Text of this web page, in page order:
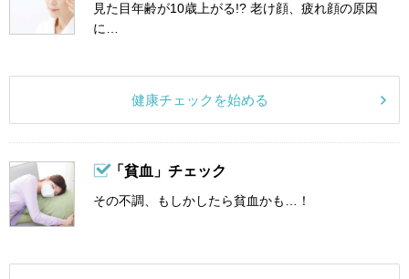
見た目年齢が10歳上がる!? 老け顔、疲れ顔の原因
に…
健康チェックを始める
「貧血」チェック
その不調、もしかしたら貧血かも…！